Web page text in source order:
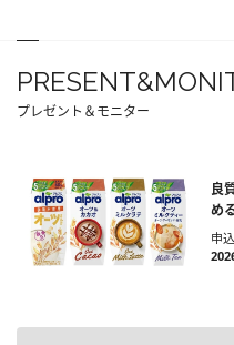
プレゼント＆モニター
良
め
申